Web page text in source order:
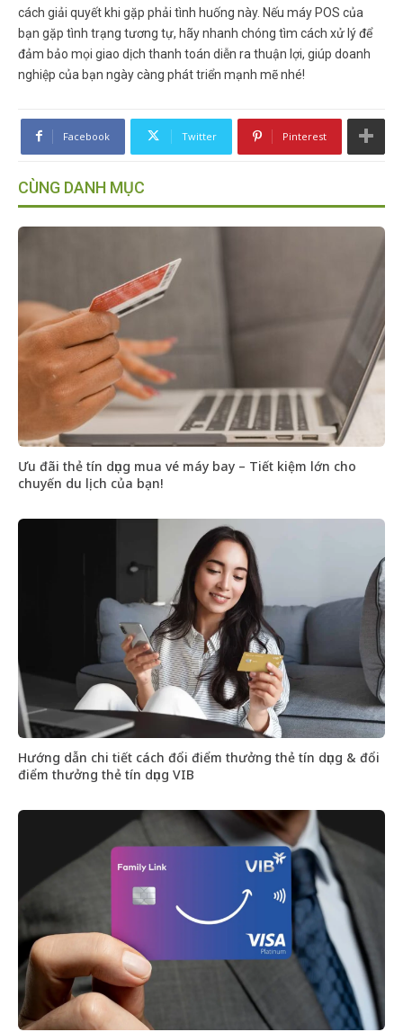
cách giải quyết khi gặp phải tình huống này. Nếu máy POS của
bạn gặp tình trạng tương tự, hãy nhanh chóng tìm cách xử lý để
đảm bảo mọi giao dịch thanh toán diễn ra thuận lợi, giúp doanh
nghiệp của bạn ngày càng phát triển mạnh mẽ nhé!
Facebook Twitter Pinterest
CÙNG DANH MỤC
Ưu đãi thẻ tín dụng mua vé máy bay – Tiết kiệm lớn cho
chuyến du lịch của bạn!
Hướng dẫn chi tiết cách đổi điểm thưởng thẻ tín dụng & đổi
điểm thưởng thẻ tín dụng VIB